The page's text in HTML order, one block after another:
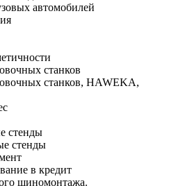
автомобилей
станков
станков, HAWEKA,
стенды
стенды
в кредит
шиномонтажа.